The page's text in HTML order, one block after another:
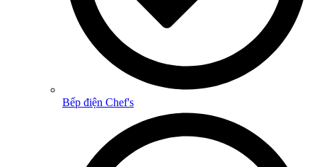
Bếp điện Chef's